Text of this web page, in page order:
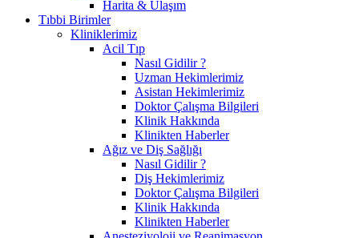
Harita & Ulaşım
Tıbbi Birimler
Kliniklerimiz
Acil Tıp
Nasıl Gidilir ?
Uzman Hekimlerimiz
Asistan Hekimlerimiz
Doktor Çalışma Bilgileri
Klinik Hakkında
Klinikten Haberler
Ağız ve Diş Sağlığı
Nasıl Gidilir ?
Diş Hekimlerimiz
Doktor Çalışma Bilgileri
Klinik Hakkında
Klinikten Haberler